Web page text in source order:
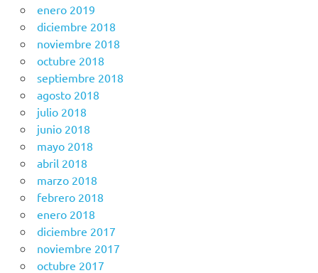
enero 2019
diciembre 2018
noviembre 2018
octubre 2018
septiembre 2018
agosto 2018
julio 2018
junio 2018
mayo 2018
abril 2018
marzo 2018
febrero 2018
enero 2018
diciembre 2017
noviembre 2017
octubre 2017